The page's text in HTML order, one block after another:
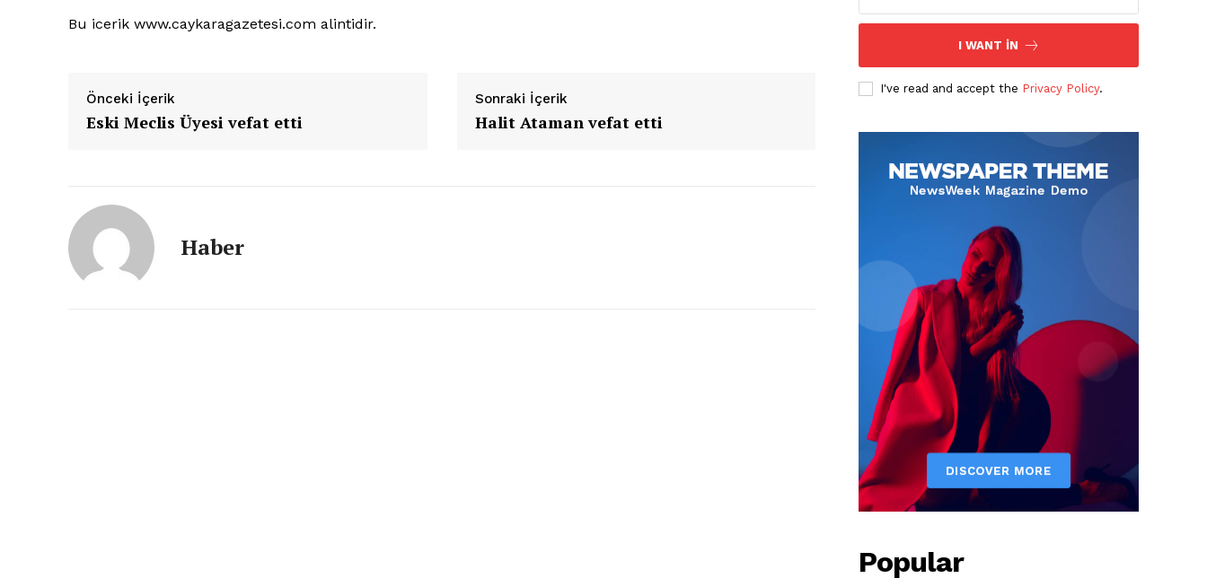
Bu icerik www.caykaragazetesi.com alintidir.
Önceki İçerik
Eski Meclis Üyesi vefat etti
Sonraki İçerik
Halit Ataman vefat etti
Haber
I WANT IN
I've read and accept the Privacy Policy.
Popular